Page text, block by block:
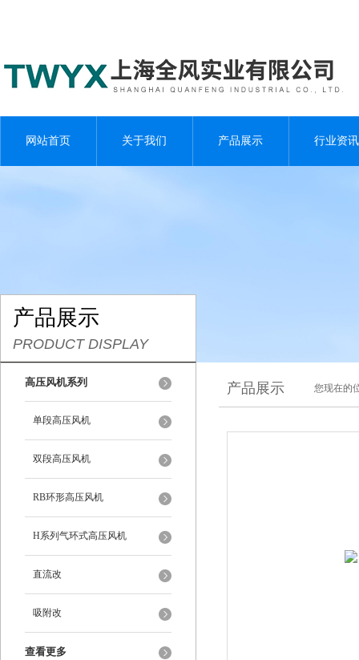
网站首页 关于我们 产品展示 行业资讯
产品展示
PRODUCT DISPLAY
高压风机系列
单段高压风机
双段高压风机
RB环形高压风机
H系列气环式高压风机
直流改
吸附改
查看更多
产品展示 您现在的